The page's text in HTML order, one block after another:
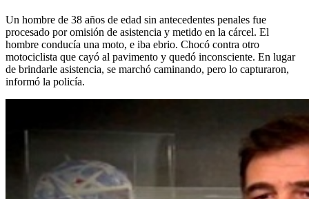
Un hombre de 38 años de edad sin antecedentes penales fue
procesado por omisión de asistencia y metido en la cárcel. El
hombre conducía una moto, e iba ebrio. Chocó contra otro
motociclista que cayó al pavimento y quedó inconsciente. En lugar
de brindarle asistencia, se marchó caminando, pero lo capturaron,
informó la policía.